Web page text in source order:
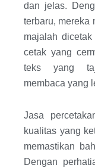
dan jelas.
terbaru, mereka
majalah
cetak yang
teks yang
membaca yang
Jasa
kualitas yang
memastikan
Dengan